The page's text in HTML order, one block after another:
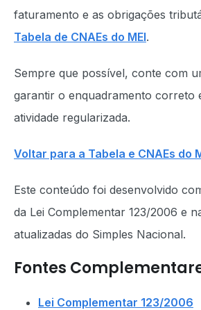
faturamento e as obrigações
Tabela de CNAEs do MEI.
Sempre que possível, conte com
garantir o enquadramento correto
atividade regularizada.
Voltar para a Tabela e CNAEs do
Este conteúdo foi desenvolvido
da Lei Complementar 123/2006 e
atualizadas do Simples Nacional.
Fontes
Lei Complementar 123/2006